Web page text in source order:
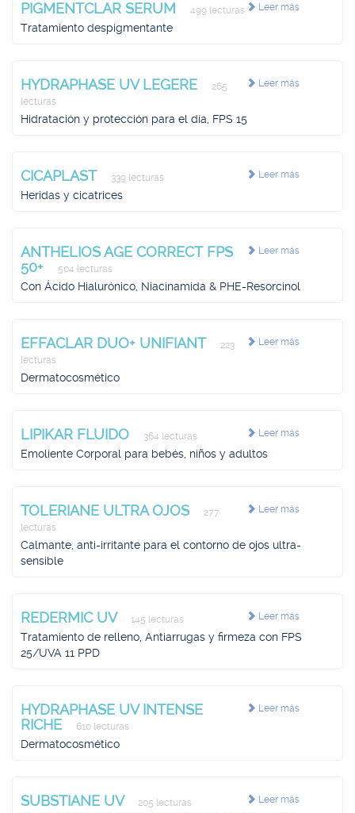
Leer más
PIGMENTCLAR SERUM 499 lecturas
Tratamiento despigmentante
Leer más
HYDRAPHASE UV LEGERE
265
lecturas
Hidratación y protección para el día, FPS 15
Leer más
CICAPLAST 339 lecturas
Heridas y cicatrices
Leer más
ANTHELIOS AGE CORRECT FPS
50+
504 lecturas
Con Ácido Hialurónico, Niacinamida & PHE-Resorcinol
Leer más
EFFACLAR DUO+ UNIFIANT
223
lecturas
Dermatocosmético
Leer más
LIPIKAR FLUIDO 364 lecturas
Emoliente Corporal para bebés, niños y adultos
Leer más
TOLERIANE ULTRA OJOS
277
lecturas
Calmante, anti-irritante para el contorno de ojos ultra-
sensible
Leer más
REDERMIC UV 145 lecturas
Tratamiento de relleno, Antiarrugas y firmeza con FPS
25/UVA 11 PPD
Leer más
HYDRAPHASE UV INTENSE
RICHE
610 lecturas
Dermatocosmético
Leer más
SUBSTIANE UV 205 lecturas